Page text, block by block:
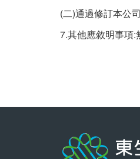
(二)通過修訂本公
7.其他應敘明事項: